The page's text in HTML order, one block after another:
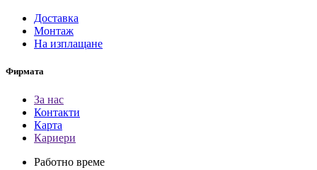
Доставка
Монтаж
На изплащане
Фирмата
За нас
Контакти
Карта
Кариери
Работно време